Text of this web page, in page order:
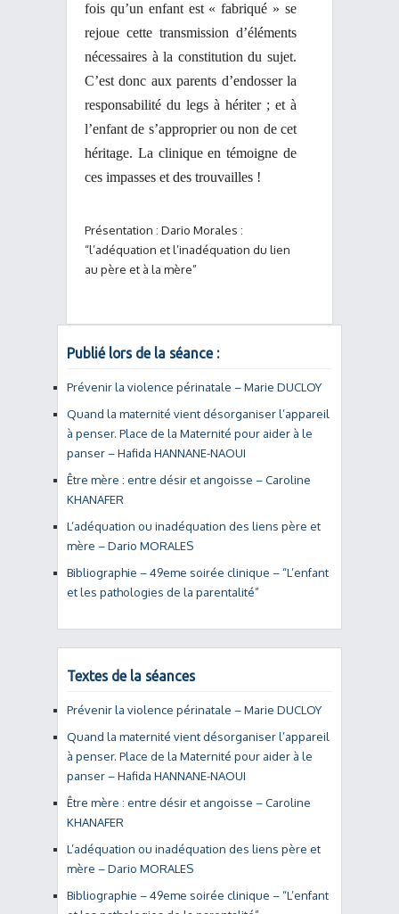
fois qu’un enfant est « fabriqué » se
rejoue cette transmission d’éléments
nécessaires à la constitution du sujet.
C’est donc aux parents d’endosser la
responsabilité du legs à hériter ; et à
l’enfant de s’approprier ou non de cet
héritage. La clinique en témoigne de
ces impasses et des trouvailles !
Présentation : Dario Morales :
“l’adéquation et l’inadéquation du lien
au père et à la mère”
Publié lors de la séance :
Prévenir la violence périnatale – Marie DUCLOY
Quand la maternité vient désorganiser l’appareil
à penser. Place de la Maternité pour aider à le
panser – Hafida HANNANE-NAOUI
Être mère : entre désir et angoisse – Caroline
KHANAFER
L’adéquation ou inadéquation des liens père et
mère – Dario MORALES
Bibliographie – 49eme soirée clinique – “L’enfant
et les pathologies de la parentalité”
Textes de la séances
Prévenir la violence périnatale – Marie DUCLOY
Quand la maternité vient désorganiser l’appareil
à penser. Place de la Maternité pour aider à le
panser – Hafida HANNANE-NAOUI
Être mère : entre désir et angoisse – Caroline
KHANAFER
L’adéquation ou inadéquation des liens père et
mère – Dario MORALES
Bibliographie – 49eme soirée clinique – “L’enfant